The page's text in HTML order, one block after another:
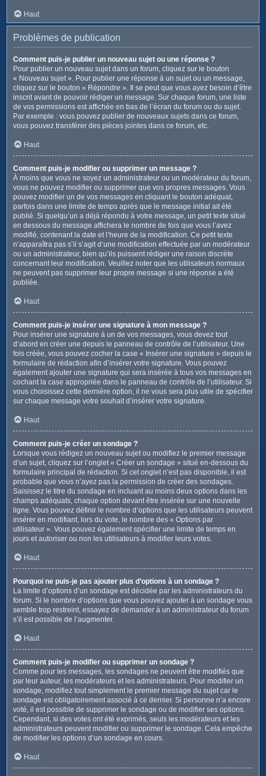
Haut
Problèmes de publication
Comment puis-je publier un nouveau sujet ou une réponse ?
Pour publier un nouveau sujet dans un forum, cliquez sur le bouton
« Nouveau sujet ». Pour publier une réponse à un sujet ou un message,
cliquez sur le bouton « Répondre ». Il se peut que vous ayez besoin d’être
inscrit avant de pouvoir rédiger un message. Sur chaque forum, une liste
de vos permissions est affichée en bas de l’écran du forum ou du sujet.
Par exemple : vous pouvez publier de nouveaux sujets dans ce forum,
vous pouvez transférer des pièces jointes dans ce forum, etc.
Haut
Comment puis-je modifier ou supprimer un message ?
À moins que vous ne soyez un administrateur ou un modérateur du forum,
vous ne pouvez modifier ou supprimer que vos propres messages. Vous
pouvez modifier un de vos messages en cliquant le bouton adéquat,
parfois dans une limite de temps après que le message initial ait été
publié. Si quelqu’un a déjà répondu à votre message, un petit texte situé
en dessous du message affichera le nombre de fois que vous l’avez
modifié, contenant la date et l’heure de la modification. Ce petit texte
n’apparaîtra pas s’il s’agit d’une modification effectuée par un modérateur
ou un administrateur, bien qu’ils puissent rédiger une raison discrète
concernant leur modification. Veuillez noter que les utilisateurs normaux
ne peuvent pas supprimer leur propre message si une réponse a été
publiée.
Haut
Comment puis-je insérer une signature à mon message ?
Pour insérer une signature à un de vos messages, vous devez tout
d’abord en créer une depuis le panneau de contrôle de l’utilisateur. Une
fois créée, vous pouvez cocher la case « Insérer une signature » depuis le
formulaire de rédaction afin d’insérer votre signature. Vous pouvez
également ajouter une signature qui sera insérée à tous vos messages en
cochant la case appropriée dans le panneau de contrôle de l’utilisateur. Si
vous choisissez cette dernière option, il ne vous sera plus utile de spécifier
sur chaque message votre souhait d’insérer votre signature.
Haut
Comment puis-je créer un sondage ?
Lorsque vous rédigez un nouveau sujet ou modifiez le premier message
d’un sujet, cliquez sur l’onglet « Créer un sondage » situé en-dessous du
formulaire principal de rédaction. Si cet onglet n’est pas disponible, il est
probable que vous n’ayez pas la permission de créer des sondages.
Saisissez le titre du sondage en incluant au moins deux options dans les
champs adéquats, chaque option devant être insérée sur une nouvelle
ligne. Vous pouvez définir le nombre d’options que les utilisateurs peuvent
insérer en modifiant, lors du vote, le nombre des « Options par
utilisateur ». Vous pouvez également spécifier une limite de temps en
jours et autoriser ou non les utilisateurs à modifier leurs votes.
Haut
Pourquoi ne puis-je pas ajouter plus d’options à un sondage ?
La limite d’options d’un sondage est décidée par les administrateurs du
forum. Si le nombre d’options que vous pouvez ajouter à un sondage vous
semble trop restreint, essayez de demander à un administrateur du forum
s’il est possible de l’augmenter.
Haut
Comment puis-je modifier ou supprimer un sondage ?
Comme pour les messages, les sondages ne peuvent être modifiés que
par leur auteur, les modérateurs et les administrateurs. Pour modifier un
sondage, modifiez tout simplement le premier message du sujet car le
sondage est obligatoirement associé à ce dernier. Si personne n’a encore
voté, il est possible de supprimer le sondage ou de modifier ses options.
Cependant, si des votes ont été exprimés, seuls les modérateurs et les
administrateurs peuvent modifier ou supprimer le sondage. Cela empêche
de modifier les options d’un sondage en cours.
Haut